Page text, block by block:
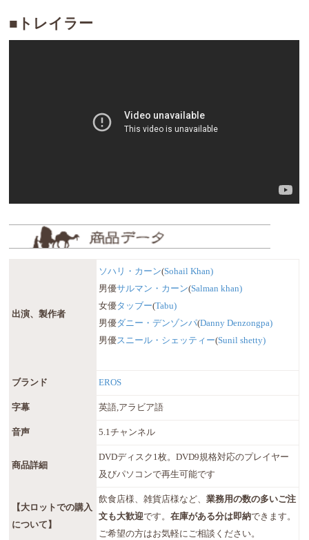
■トレイラー
出演、製作者
ソハリ・カーン(Sohail Khan)
男優サルマン・カーン(Salman khan)
女優タッブー(Tabu)
男優ダニー・デンゾンパ(Danny Denzongpa)
男優スニール・シェッティー(Sunil shetty)
ブランド EROS
字幕 英語,アラビア語
音声 5.1チャンネル
商品詳細
DVDディスク1枚。DVD9規格対応のプレイヤー
及びパソコンで再生可能です
【大ロットでの購入
について】
飲食店様、雑貨店様など、業務用の数の多いご注
文も大歓迎です。在庫がある分は即納できます。
ご希望の方はお気軽にご相談ください。